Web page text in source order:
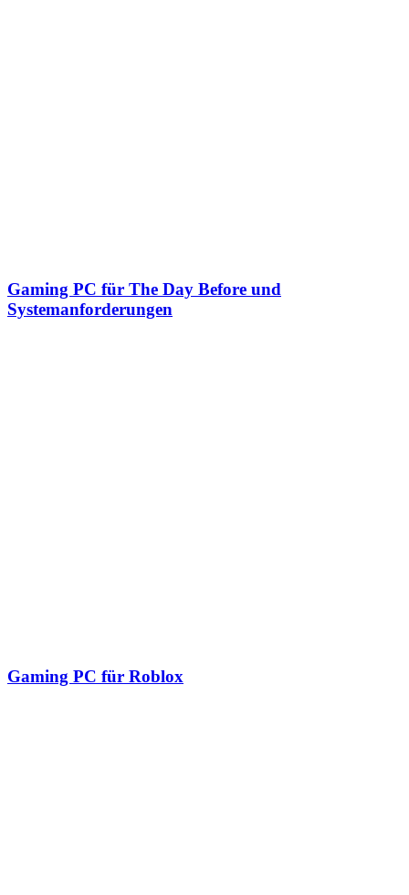
Gaming PC für The Day Before und
Systemanforderungen
Gaming PC für Roblox